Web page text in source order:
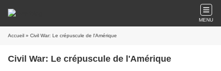
MENU
Accueil » Civil War: Le crépuscule de l'Amérique
Civil War: Le crépuscule de l'Amérique